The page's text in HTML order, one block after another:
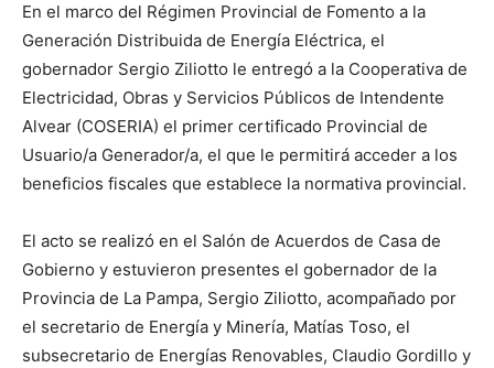
En el marco del Régimen Provincial de Fomento a la
Generación Distribuida de Energía Eléctrica, el
gobernador Sergio Ziliotto le entregó a la Cooperativa de
Electricidad, Obras y Servicios Públicos de Intendente
Alvear (COSERIA) el primer certificado Provincial de
Usuario/a Generador/a, el que le permitirá acceder a los
beneficios fiscales que establece la normativa provincial.
El acto se realizó en el Salón de Acuerdos de Casa de
Gobierno y estuvieron presentes el gobernador de la
Provincia de La Pampa, Sergio Ziliotto, acompañado por
el secretario de Energía y Minería, Matías Toso, el
subsecretario de Energías Renovables, Claudio Gordillo y